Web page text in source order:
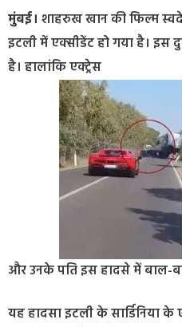
मुंबई। शाहरुख खान की फिल्म
इटली में एक्सीडेंट हो गया है। इस
है। हालांकि एक्ट्रेस
और उनके पति इस हादसे में बाल-
यह हादसा इटली के सार्डिनिया